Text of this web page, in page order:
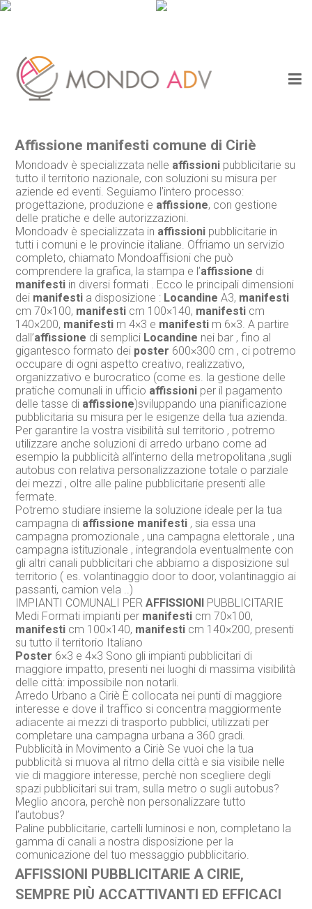
Affissione manifesti comune di Ciriè
Mondoadv è specializzata nelle affissioni pubblicitarie su
tutto il territorio nazionale, con soluzioni su misura per
aziende ed eventi. Seguiamo l’intero processo:
progettazione, produzione e affissione, con gestione
delle pratiche e delle autorizzazioni.
Mondoadv è specializzata in affissioni pubblicitarie in
tutti i comuni e le provincie italiane. Offriamo un servizio
completo, chiamato Mondoaffisioni che può
comprendere la grafica, la stampa e l’affissione di
manifesti in diversi formati . Ecco le principali dimensioni
dei manifesti a disposizione : Locandine A3, manifesti
cm 70×100, manifesti cm 100×140, manifesti cm
140×200, manifesti m 4×3 e manifesti m 6×3. A partire
dall’affissione di semplici Locandine nei bar , fino al
gigantesco formato dei poster 600×300 cm , ci potremo
occupare di ogni aspetto creativo, realizzativo,
organizzativo e burocratico (come es. la gestione delle
pratiche comunali in ufficio affissioni per il pagamento
delle tasse di affissione)sviluppando una pianificazione
pubblicitaria su misura per le esigenze della tua azienda.
Per garantire la vostra visibilità sul territorio , potremo
utilizzare anche soluzioni di arredo urbano come ad
esempio la pubblicità all’interno della metropolitana ,sugli
autobus con relativa personalizzazione totale o parziale
dei mezzi , oltre alle paline pubblicitarie presenti alle
fermate.
Potremo studiare insieme la soluzione ideale per la tua
campagna di affissione manifesti , sia essa una
campagna promozionale , una campagna elettorale , una
campagna istituzionale , integrandola eventualmente con
gli altri canali pubblicitari che abbiamo a disposizione sul
territorio ( es. volantinaggio door to door, volantinaggio ai
passanti, camion vela ..)
IMPIANTI COMUNALI PER AFFISSIONI PUBBLICITARIE
Medi Formati impianti per manifesti cm 70×100,
manifesti cm 100×140, manifesti cm 140×200, presenti
su tutto il territorio Italiano
Poster 6×3 e 4×3 Sono gli impianti pubblicitari di
maggiore impatto, presenti nei luoghi di massima visibilità
delle città: impossibile non notarli.
Arredo Urbano a Ciriè È collocata nei punti di maggiore
interesse e dove il traffico si concentra maggiormente
adiacente ai mezzi di trasporto pubblici, utilizzati per
completare una campagna urbana a 360 gradi.
Pubblicità in Movimento a Ciriè Se vuoi che la tua
pubblicità si muova al ritmo della città e sia visibile nelle
vie di maggiore interesse, perchè non scegliere degli
spazi pubblicitari sui tram, sulla metro o sugli autobus?
Meglio ancora, perchè non personalizzare tutto
l’autobus?
Paline pubblicitarie, cartelli luminosi e non, completano la
gamma di canali a nostra disposizione per la
comunicazione del tuo messaggio pubblicitario.
AFFISSIONI PUBBLICITARIE A CIRIE,
SEMPRE PIÙ ACCATTIVANTI ED EFFICACI